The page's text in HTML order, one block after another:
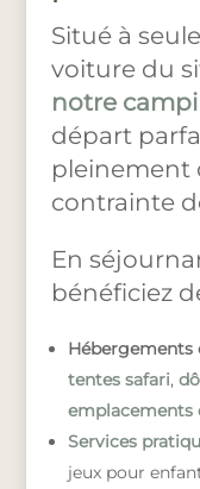
Situé à
voiture du
notre
départ
pleinement
contrainte
En
bénéficiez
Hébergements
tentes safari,
emplacements
Services
jeux pour